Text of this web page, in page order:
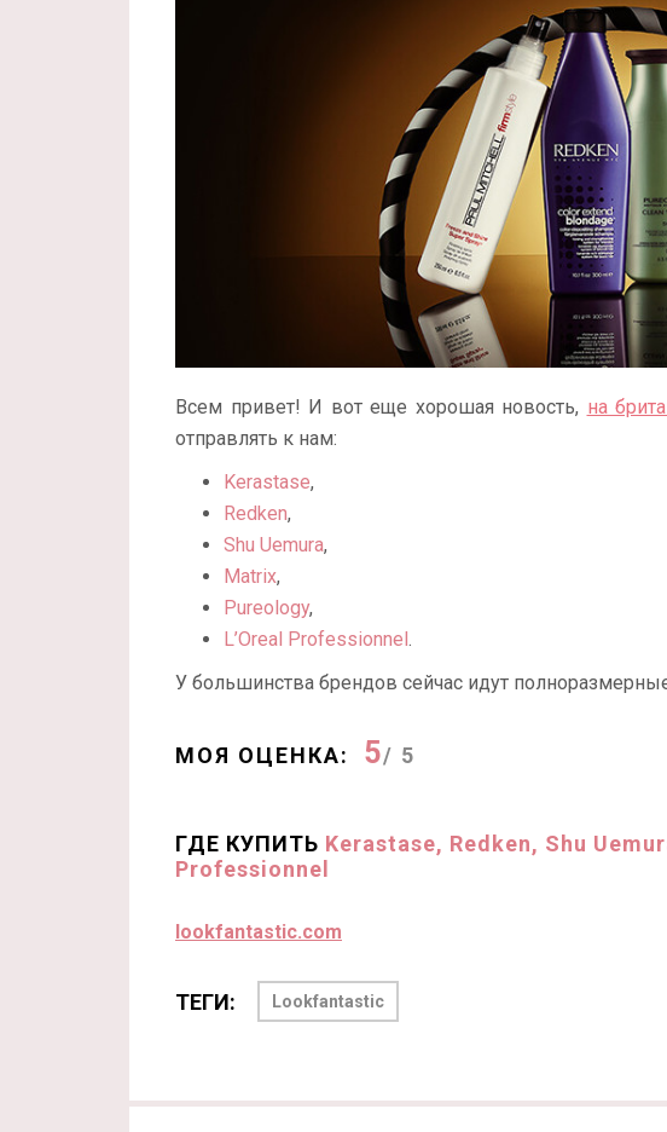
Всем привет! И вот еще хорошая новость, на
отправлять к нам:
Kerastase,
Redken,
Shu Uemura,
Matrix,
Pureology,
L’Oreal Professionnel.
У большинства брендов сейчас идут
МОЯ ОЦЕНКА: 5/ 5
ГДЕ КУПИТЬ Kerastase, Redken, Shu
Professionnel
lookfantastic.com
ТЕГИ: Lookfantastic